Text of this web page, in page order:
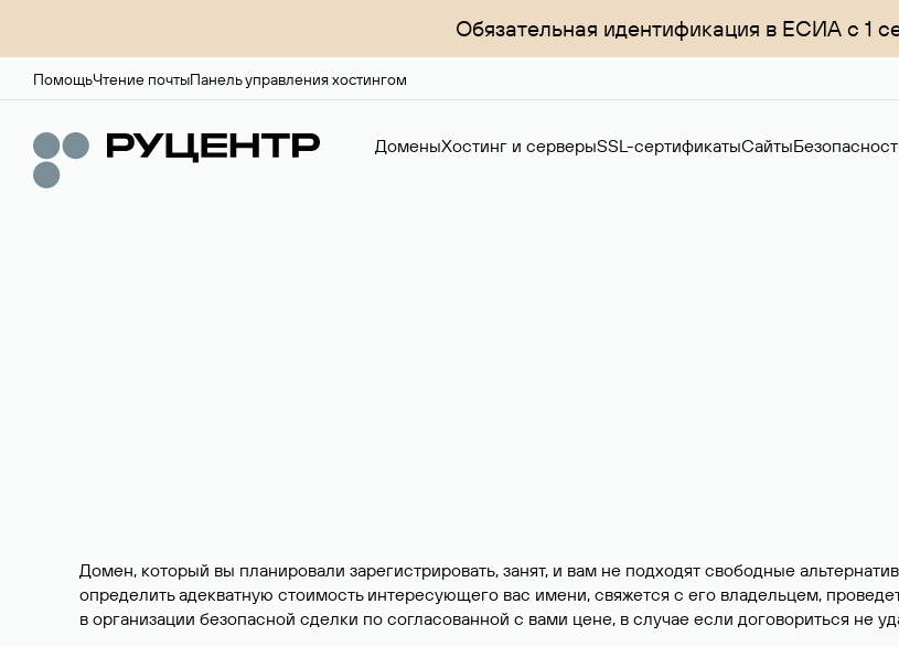
Обязательная идентификация в ЕСИА с 1
ПомощьЧтение почтыПанель управления хостингом
ДоменыХостинг и серверыSSL-сертификатыСайты
Домен, который вы планировали зарегистрировать, занят, и вам не подходят свободные
определить адекватную стоимость интересующего вас имени, свяжется с его владельцем,
в организации безопасной сделки по согласованной с вами цене, в случае если договориться не